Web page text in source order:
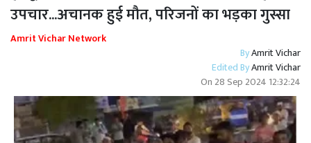
उपचार...अचानक हुई मौत, परिजनों का भड़का गुस्सा
Amrit Vichar Network
ByAmrit Vichar
Edited ByAmrit Vichar
On 28 Sep 2024 12:32:24